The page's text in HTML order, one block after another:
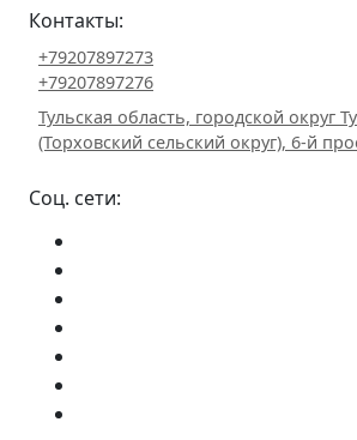
Контакты:
+79207897273
+79207897276
Тульская область, городской округ
(Торховский сельский округ), 6-й
Соц. сети: